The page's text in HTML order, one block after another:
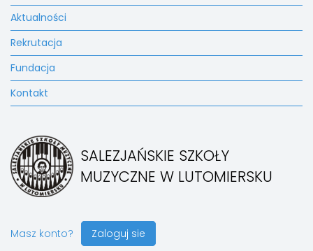
SALEZJAŃSKIE SZKOŁY
MUZYCZNE W LUTOMIERSKU
Masz konto? Zaloguj sie
Aktualności
Rekrutacja
Fundacja
Kontakt